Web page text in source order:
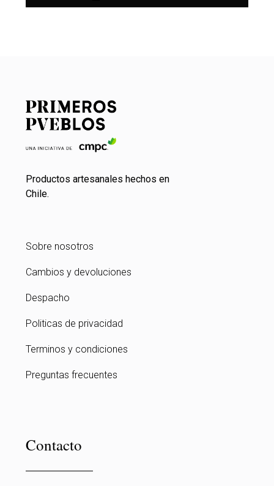
Productos artesanales hechos en
Chile.
Sobre nosotros
Cambios y devoluciones
Despacho
Politicas de privacidad
Terminos y condiciones
Preguntas frecuentes
Contacto